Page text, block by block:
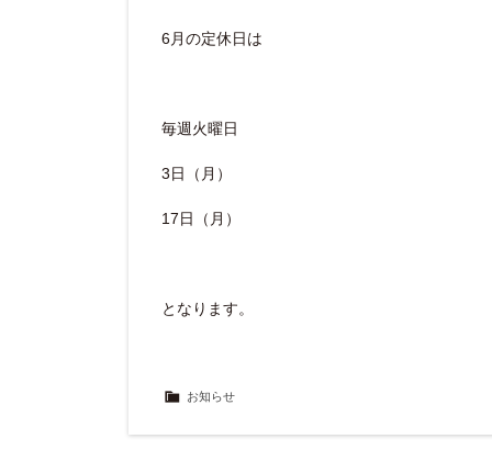
6月の定休日は
毎週火曜日
3日（月）
17日（月）
となります。
お知らせ